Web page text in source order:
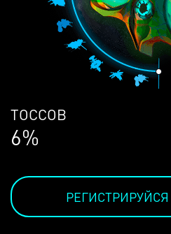
ЛЮДЕЙ
68%
РЕГИСТРИРУЙСЯ